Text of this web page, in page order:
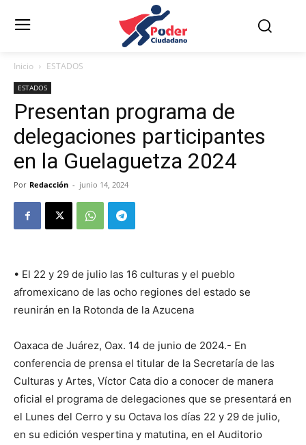
Inicio ESTADOS
ESTADOS
Presentan programa de
delegaciones participantes
en la Guelaguetza 2024
Por Redacción - junio 14, 2024
• El 22 y 29 de julio las 16 culturas y el pueblo
afromexicano de las ocho regiones del estado se
reunirán en la Rotonda de la Azucena
Oaxaca de Juárez, Oax. 14 de junio de 2024.- En
conferencia de prensa el titular de la Secretaría de las
Culturas y Artes, Víctor Cata dio a conocer de manera
oficial el programa de delegaciones que se presentará en
el Lunes del Cerro y su Octava los días 22 y 29 de julio,
en su edición vespertina y matutina, en el Auditorio